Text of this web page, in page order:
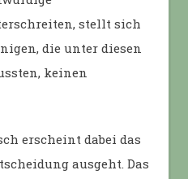
stellt sich
die unter diesen
keinen
erscheint dabei das
ausgeht. Das